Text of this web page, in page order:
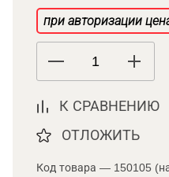
при авторизации
К СРАВНЕНИЮ
ОТЛОЖИТЬ
Код товара — 150105